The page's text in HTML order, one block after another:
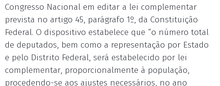
Congresso Nacional em editar a lei complementar
prevista no artigo 45, parágrafo 1º, da Constituição
Federal. O dispositivo estabelece que “o número total
de deputados, bem como a representação por Estado
e pelo Distrito Federal, será estabelecido por lei
complementar, proporcionalmente à população,
procedendo-se aos ajustes necessários, no ano